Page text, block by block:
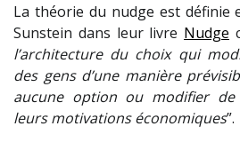
La théorie du nudge est définie
Sunstein dans leur livre Nudge
l’architecture du choix qui
des gens d’une manière
aucune option ou modifier de
leurs motivations économiques”.